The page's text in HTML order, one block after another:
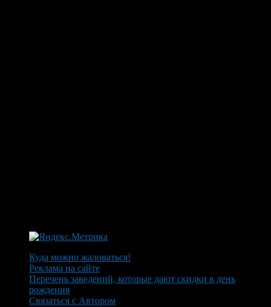
Куда можно жаловаться!
Реклама на сайте
Перечень заведений, которые дают скидки в день
рождения
Связаться с Автором